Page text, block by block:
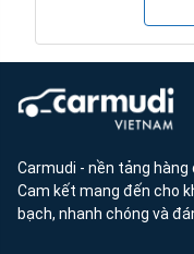
Carmudi - nền tảng
Cam kết mang đến cho
bạch, nhanh chóng và